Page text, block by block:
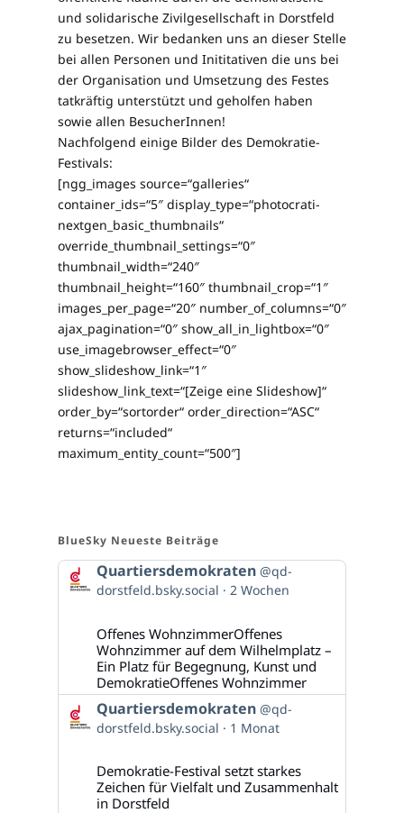
und solidarische Zivilgesellschaft in Dorstfeld
zu besetzen. Wir bedanken uns an dieser Stelle
bei allen Personen und Inititativen die uns bei
der Organisation und Umsetzung des Festes
tatkräftig unterstützt und geholfen haben
sowie allen BesucherInnen!
Nachfolgend einige Bilder des Demokratie-
Festivals:
[ngg_images source=“galleries“
container_ids=“5″ display_type=“photocrati-
nextgen_basic_thumbnails“
override_thumbnail_settings=“0″
thumbnail_width=“240″
thumbnail_height=“160″ thumbnail_crop=“1″
images_per_page=“20″ number_of_columns=“0″
ajax_pagination=“0″ show_all_in_lightbox=“0″
use_imagebrowser_effect=“0″
show_slideshow_link=“1″
slideshow_link_text=“[Zeige eine Slideshow]“
order_by=“sortorder“ order_direction=“ASC“
returns=“included“
maximum_entity_count=“500″]
BlueSky Neueste Beiträge
Beitrag
von
Quartiersdemokraten
Bluesky
ansehen
Quartiersdemokraten @qd-
dorstfeld.bsky.social
2 Wochen
Offenes WohnzimmerOffenes
Wohnzimmer auf dem Wilhelmplatz –
Ein Platz für Begegnung, Kunst und
DemokratieOffenes Wohnzimmer
Beitrag
von
Quartiersdemokraten
Bluesky
ansehen
Quartiersdemokraten @qd-
dorstfeld.bsky.social
1 Monat
Demokratie-Festival setzt starkes
Zeichen für Vielfalt und Zusammenhalt
in Dorstfeld